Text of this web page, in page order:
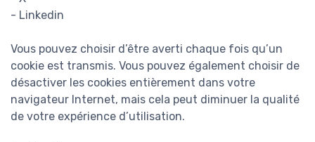
- Linkedin
Vous pouvez choisir d’être averti chaque fois qu’un
cookie est transmis. Vous pouvez également choisir de
désactiver les cookies entièrement dans votre
navigateur Internet, mais cela peut diminuer la qualité
de votre expérience d’utilisation.